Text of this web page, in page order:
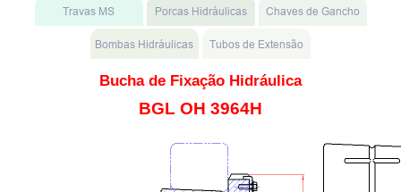
Bucha de Fixação Hidráulica
BGL OH 3964H